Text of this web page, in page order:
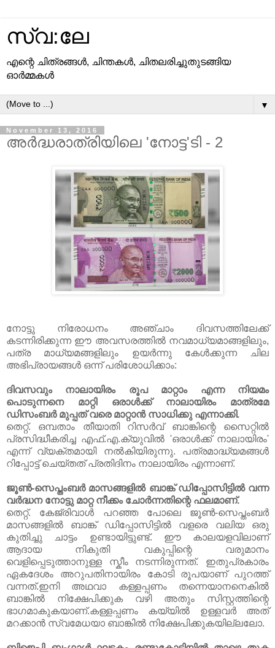
സ്വ:ലേ
എന്റെ ചിത്രങ്ങള്‍, ചിന്തകള്‍, ചിതലരിച്ചുതുടങ്ങിയ
ഓര്‍മ്മകള്‍
▼
November 13, 2016
അര്‍ദ്ധരാത്രിയിലെ 'നോട്ട'ടി - 2
നോട്ടു നിരോധനം അഞ്ചാം ദിവസത്തിലേക്ക്
കടന്നിരിക്കുന്ന ഈ അവസരത്തില്‍ നവമാധ്യമാങ്ങളിലും,
പത്ര മാധ്യമങ്ങളിലും ഉയര്‍ന്നു കേള്‍ക്കുന്ന ചില
അഭിപ്രായങ്ങള്‍ ഒന്ന് പരിശോധിക്കാം:
ദിവസവും നാലായിരം രൂപ മാറ്റാം എന്ന നിയമം
പൊടുന്നനെ മാറ്റി ഒരാള്‍ക്ക് നാലായിരം മാത്രമേ
ഡിസംബര്‍ മുപ്പത് വരെ മാറ്റാന്‍ സാധിക്കു എന്നാക്കി.
തെറ്റ്. ഒമ്പതാം തീയാതി റിസര്‍വ് ബാങ്കിന്റെ സൈറ്റില്‍
പ്രസിദ്ധീകരിച്ച എഫ്.എ.ക്യുവില്‍ 'ഒരാള്‍ക്ക് നാലായിരം'
എന്ന് വ്യക്തമായി നല്‍കിയിരുന്നു. പത്രമാദ്ധ്യമങ്ങള്‍
റിപ്പോട്ട് ചെയ്തത് പ്രതിദിനം നാലായിരം എന്നാണ്.
ജൂണ്‍-സെപ്തംബര്‍ മാസങ്ങളില്‍ ബാങ്ക് ഡിപ്പോസിട്ടില്‍ വന്ന
വര്‍ദ്ധന നോട്ടു മാറ്റ നീക്കം ചോര്‍ന്നതിന്റെ ഫലമാണ്.
തെറ്റ്. കേജ്രിവാള്‍ പറഞ്ഞ പോലെ ജൂണ്‍-സെപ്തംബര്‍
മാസങ്ങളില്‍ ബാങ്ക് ഡിപ്പോസിട്ടില്‍ വളരെ വലിയ ഒരു
കുതിച്ചു ചാട്ടം ഉണ്ടായിട്ടുണ്ട്. ഈ കാലയളവിലാണ്
ആദായ നികുതി വകുപ്പിന്റെ വരുമാനം
വെളിപ്പെടുത്താനുള്ള സ്കീം നടന്നിരുന്നത്. ഇതുപ്രകാരം
ഏകദേശം അറുപതിനായിരം കോടി രൂപയാണ് പുറത്ത്
വന്നത്.ഇനി അഥവാ കള്ളപ്പണം തന്നെയാനനെകില്‍
ബാങ്കില്‍ നിക്ഷേപിക്കുക വഴി അതും സിസ്റ്റത്തിന്റെ
ഭാഗമാകുകയാണ്.കള്ളപ്പണം കയ്യില്‍ ഉള്ളവര്‍ അത്
മറക്കാന്‍ സ്വമേധയാ ബാങ്കില്‍ നിക്ഷേപിക്കുകയില്ലലോ.